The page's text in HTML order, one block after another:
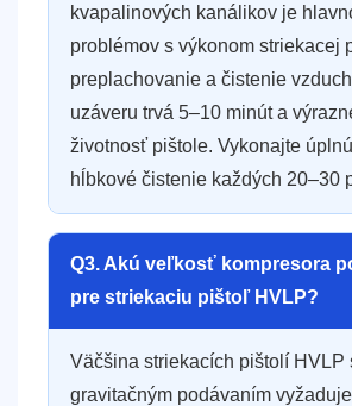
kvapalinových kanálikov je
problémov s výkonom striekacej
preplachovanie a čistenie
uzáveru trvá 5–10 minút a
životnosť pištole. Vykonajte
hĺbkové čistenie každých 20–30
Q3. Akú veľkosť kompresora
pre striekaciu pištoľ HVLP?
Väčšina striekacích pištolí HVLP
gravitačným podávaním